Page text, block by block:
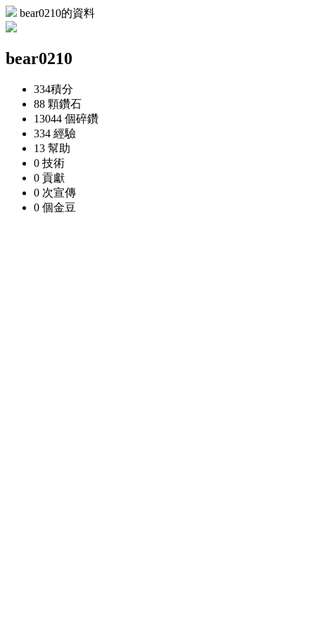
bear0210的資料
bear0210
334積分
88 顆鑽石
13044 個碎鑽
334 經驗
13 幫助
0 技術
0 貢獻
0 次宣傳
0 個金豆